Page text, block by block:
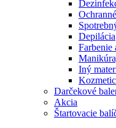
Depilácia
Farbenie
Iný
Darčekové
Akcia
Štartovacie